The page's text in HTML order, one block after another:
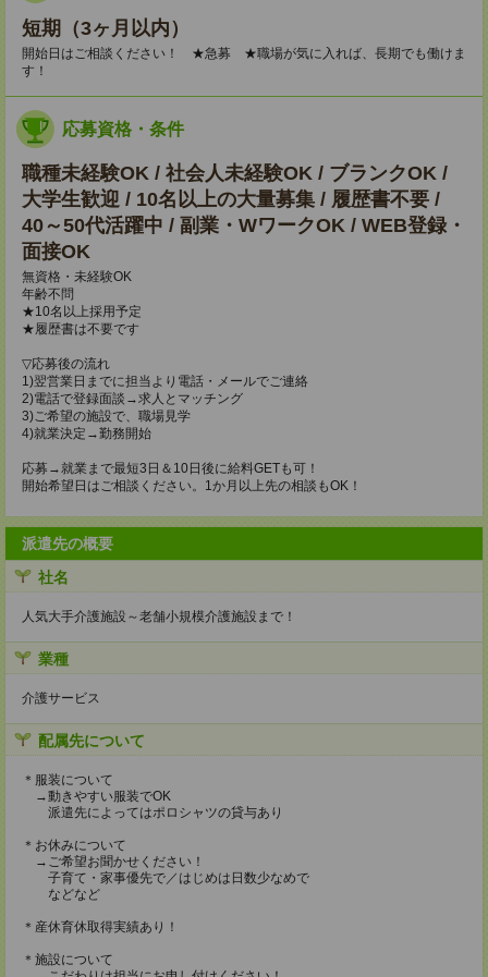
短期（3ヶ月以内）
開始日はご相談ください！ ★急募 ★職場が気に入れば、長期でも働けま
す！
応募資格・条件
職種未経験OK / 社会人未経験OK / ブランクOK /
大学生歓迎 / 10名以上の大量募集 / 履歴書不要 /
40～50代活躍中 / 副業・WワークOK / WEB登録・
面接OK
無資格・未経験OK
年齢不問
★10名以上採用予定
★履歴書は不要です
▽応募後の流れ
1)翌営業日までに担当より電話・メールでご連絡
2)電話で登録面談→求人とマッチング
3)ご希望の施設で、職場見学
4)就業決定→勤務開始
応募→就業まで最短3日＆10日後に給料GETも可！
開始希望日はご相談ください。1か月以上先の相談もOK！
派遣先の概要
社名
人気大手介護施設～老舗小規模介護施設まで！
業種
介護サービス
配属先について
＊服装について
→動きやすい服装でOK
派遣先によってはポロシャツの貸与あり
＊お休みについて
→ご希望お聞かせください！
子育て・家事優先で／はじめは日数少なめで
などなど
＊産休育休取得実績あり！
＊施設について